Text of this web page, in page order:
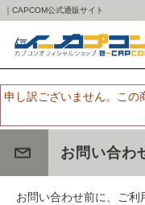
｜CAPCOM公式通販サイト
申し訳ございません。この
お問い合わ
お問い合わせ前に、ご利